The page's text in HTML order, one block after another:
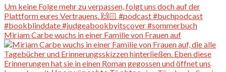
Miriam Carbe wuchs in einer Familie von Frauen auf